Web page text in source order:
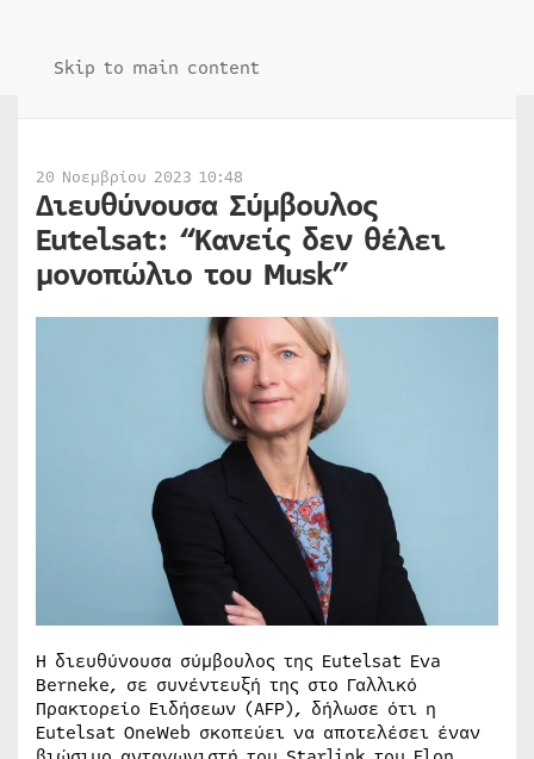
Skip to main content
20 Νοεμβρίου 2023 10:48
Διευθύνουσα Σύμβουλος
Eutelsat: “Κανείς δεν θέλει
μονοπώλιο του Musk”
Η διευθύνουσα σύμβουλος της Eutelsat Eva
Berneke, σε συνέντευξή της στο Γαλλικό
Πρακτορείο Ειδήσεων (AFP), δήλωσε ότι η
Eutelsat OneWeb σκοπεύει να αποτελέσει έναν